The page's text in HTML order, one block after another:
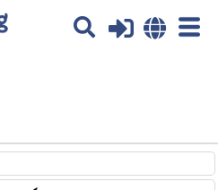
További tájékoztatás itt: